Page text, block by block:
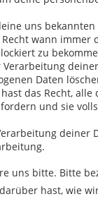
uns
wann
zu
Daten
das Recht,
und sie
deiner
uns bitte. Bitte
hast, wie